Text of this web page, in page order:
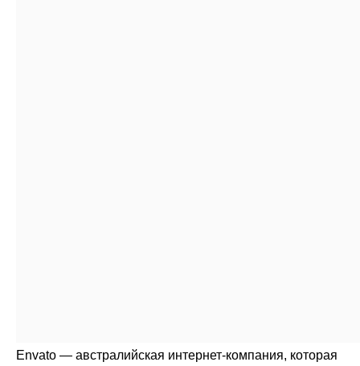
Envato — австралийская интернет-компания, которая